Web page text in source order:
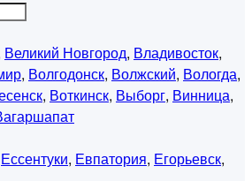
Великий Новгород, Владивосток,
, Волгодонск, Волжский, Вологда,
, Воткинск, Выборг, Винница,
Ессентуки, Евпатория, Егорьевск,